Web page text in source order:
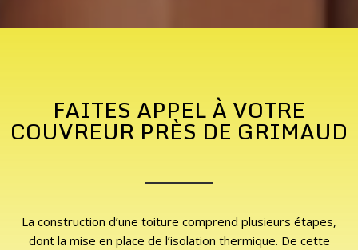
FAITES APPEL À VOTRE
COUVREUR PRÈS DE GRIMAUD
La construction d’une toiture comprend plusieurs étapes,
dont la mise en place de l’isolation thermique. De cette